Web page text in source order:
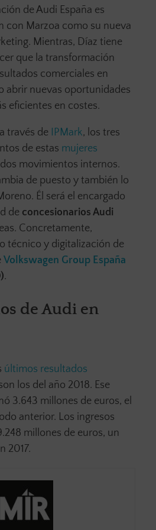
de Audi España es
con Marzoa como su nueva
Mientras, Díaz tiene
que la transformación
comerciales en
abrir nuevas oportunidades
eficientes en costes.
través de IPMark, los tres
de estas mujeres
movimientos internos.
de puesto y también lo
Él será el encargado
de concesionarios Audi
Concretamente,
técnico y digitalización de
Volkswagen Group España
.
de Audi en
últimos resultados
los del año 2018. Ese
3.643 millones de euros, el
anterior. Los ingresos
millones de euros, un
2017.